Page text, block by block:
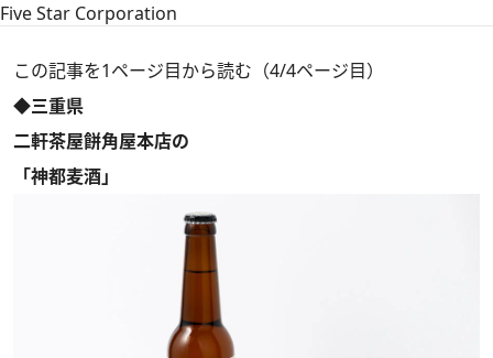
Five Star Corporation
この記事を1ページ目から読む（4/4ページ目）
◆三重県
二軒茶屋餅角屋本店の
「神都麦酒」